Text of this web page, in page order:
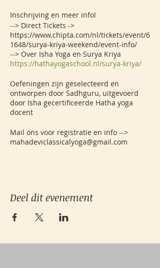
Inschrijving en meer info!
--> Direct Tickets ->
https://www.chipta.com/nl/tickets/event/6
1648/surya-kriya-weekend/event-info/
--> Over Isha Yoga en Surya Kriya
https://hathayogaschool.nl/surya-kriya/
Oefeningen zijn geselecteerd en
ontworpen door Sadhguru, uitgevoerd
door Isha gecertificeerde Hatha yoga
docent
Mail ons voor registratie en info -->
mahadeviclassicalyoga@gmail.com
Deel dit evenement